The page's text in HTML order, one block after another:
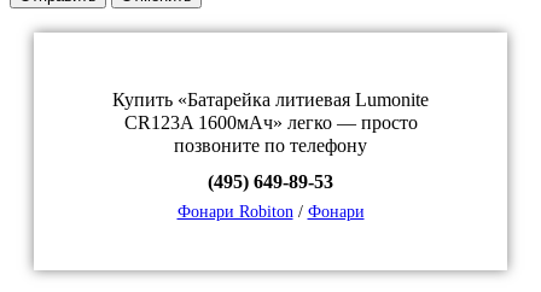
Купить «Батарейка литиевая Lumonite
CR123A 1600мАч» легко — просто
позвоните по телефону
(495) 649-89-53
Фонари Robiton / Фонари